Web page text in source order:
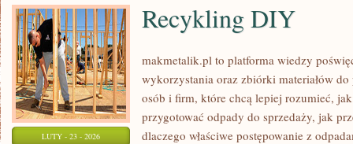
LUTY - 23 - 2026
Recykling DIY
makmetalik.pl to platforma wiedzy
wykorzystania oraz zbiórki materiałów
osób i firm, które chcą lepiej rozumieć,
przygotować odpady do sprzedaży, jak
dlaczego właściwe postępowanie z